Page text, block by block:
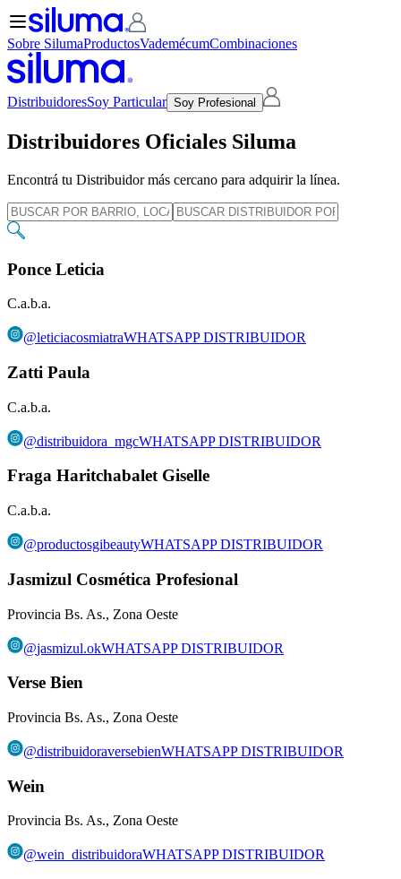
Sobre SilumaProductosVademécumCombinaciones
DistribuidoresSoy Particular Soy Profesional
Distribuidores Oficiales Siluma
Encontrá tu Distribuidor más cercano para adquirir la línea.
Ponce Leticia
C.a.b.a.
@leticiacosmiatraWHATSAPP DISTRIBUIDOR
Zatti Paula
C.a.b.a.
@distribuidora_mgcWHATSAPP DISTRIBUIDOR
Fraga Haritchabalet Giselle
C.a.b.a.
@productosgibeautyWHATSAPP DISTRIBUIDOR
Jasmizul Cosmética Profesional
Provincia Bs. As., Zona Oeste
@jasmizul.okWHATSAPP DISTRIBUIDOR
Verse Bien
Provincia Bs. As., Zona Oeste
@distribuidoraversebienWHATSAPP DISTRIBUIDOR
Wein
Provincia Bs. As., Zona Oeste
@wein_distribuidoraWHATSAPP DISTRIBUIDOR